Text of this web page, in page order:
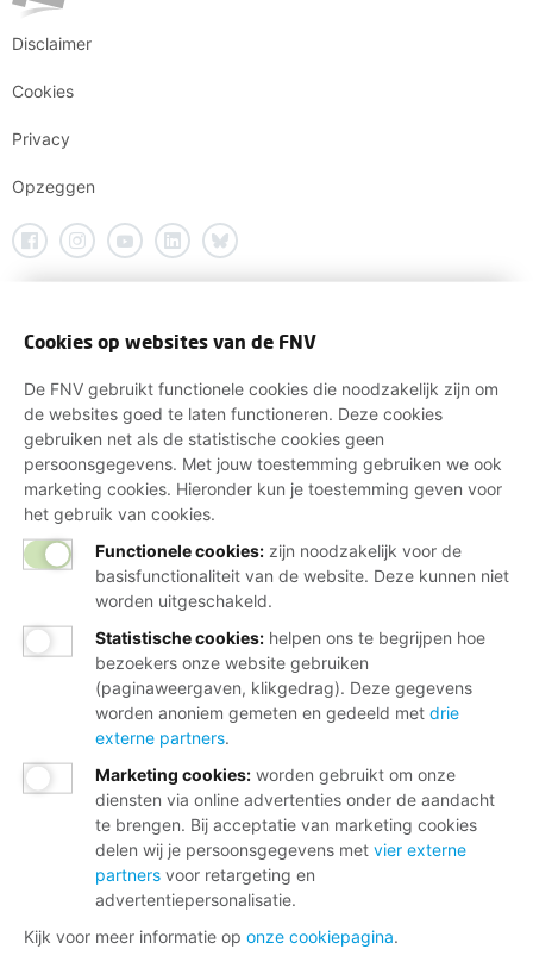
Disclaimer
Cookies
Privacy
Opzeggen
Cookies op websites van de FNV
De FNV gebruikt functionele cookies die noodzakelijk zijn om
de websites goed te laten functioneren. Deze cookies
gebruiken net als de statistische cookies geen
persoonsgegevens. Met jouw toestemming gebruiken we ook
marketing cookies. Hieronder kun je toestemming geven voor
het gebruik van cookies.
Functionele cookies: zijn noodzakelijk voor de
basisfunctionaliteit van de website. Deze kunnen niet
worden uitgeschakeld.
Statistische cookies: helpen ons te begrijpen hoe
bezoekers onze website gebruiken
(paginaweergaven, klikgedrag). Deze gegevens
worden anoniem gemeten en gedeeld met drie
externe partners.
Marketing cookies: worden gebruikt om onze
diensten via online advertenties onder de aandacht
te brengen. Bij acceptatie van marketing cookies
delen wij je persoonsgegevens met vier externe
partners voor retargeting en
advertentiepersonalisatie.
Kijk voor meer informatie op onze cookiepagina.